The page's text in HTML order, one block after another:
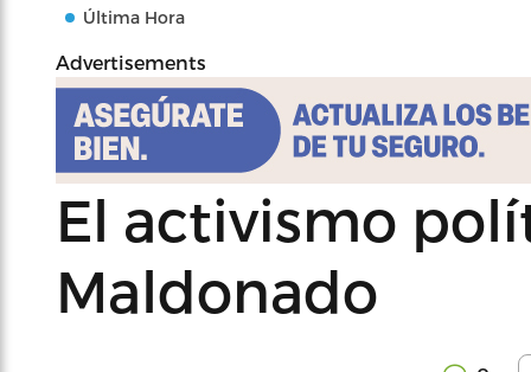
Última Hora
Advertisements
El activismo
Maldonado